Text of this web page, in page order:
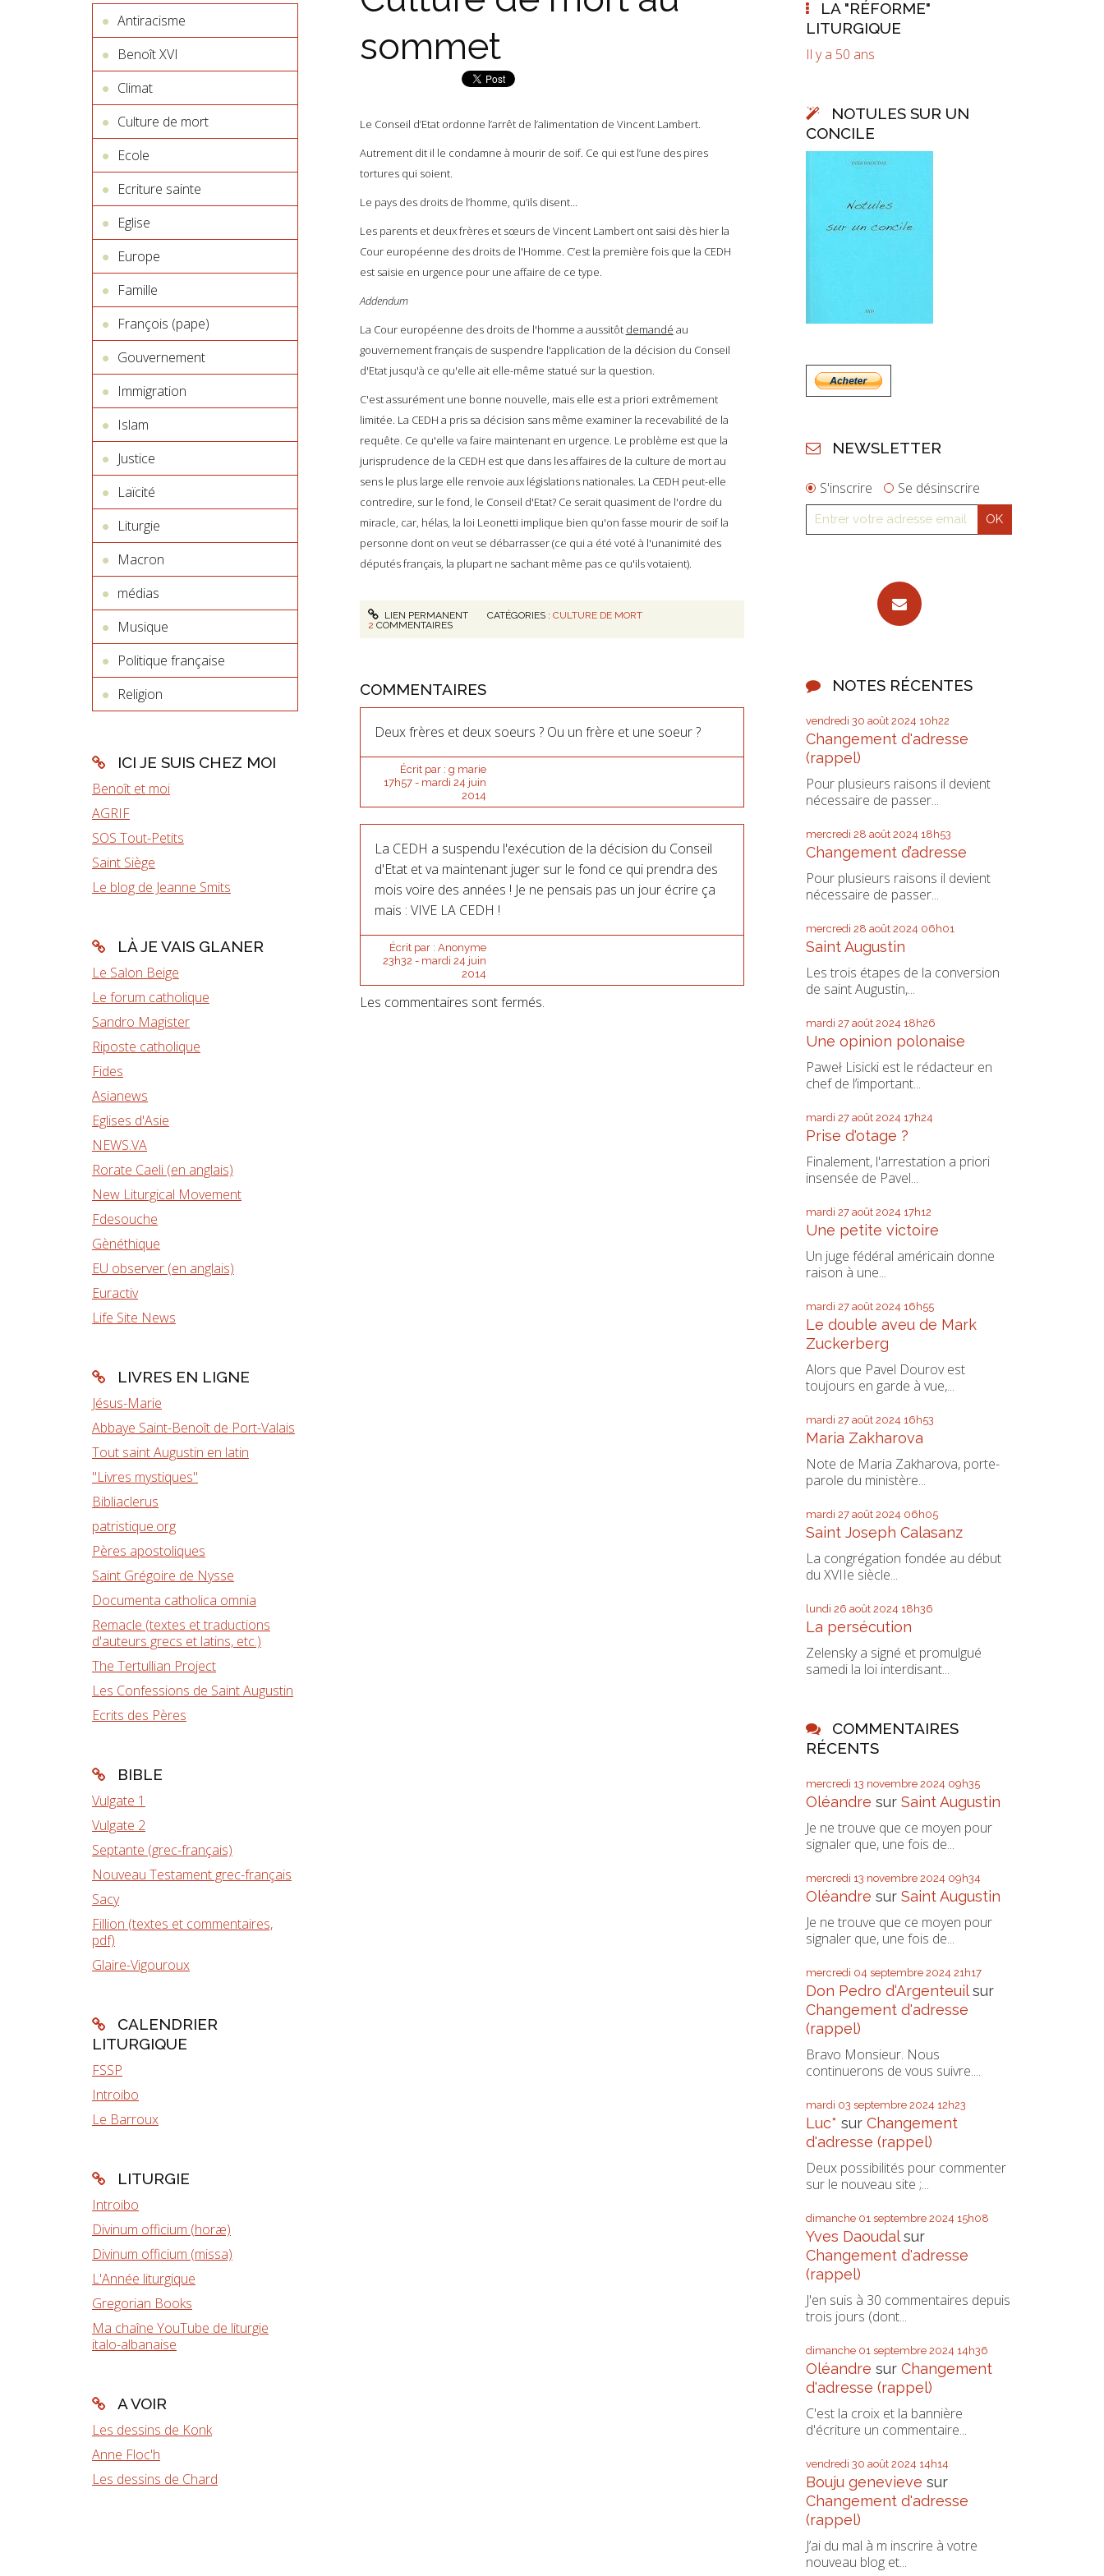
Antiracisme
Benoît XVI
Climat
Culture de mort
Ecole
Ecriture sainte
Eglise
Europe
Famille
François (pape)
Gouvernement
Immigration
Islam
Justice
Laïcité
Liturgie
Macron
médias
Musique
Politique française
Religion
ICI JE SUIS CHEZ MOI
Benoît et moi
AGRIF
SOS Tout-Petits
Saint Siège
Le blog de Jeanne Smits
LÀ JE VAIS GLANER
Le Salon Beige
Le forum catholique
Sandro Magister
Riposte catholique
Fides
Asianews
Eglises d'Asie
NEWS.VA
Rorate Caeli (en anglais)
New Liturgical Movement
Fdesouche
Gènéthique
EU observer (en anglais)
Euractiv
Life Site News
LIVRES EN LIGNE
Jésus-Marie
Abbaye Saint-Benoît de Port-Valais
Tout saint Augustin en latin
"Livres mystiques"
Bibliaclerus
patristique.org
Pères apostoliques
Saint Grégoire de Nysse
Documenta catholica omnia
Remacle (textes et traductions
d'auteurs grecs et latins, etc.)
The Tertullian Project
Les Confessions de Saint Augustin
Ecrits des Pères
BIBLE
Vulgate 1
Vulgate 2
Septante (grec-français)
Nouveau Testament grec-français
Sacy
Fillion (textes et commentaires,
pdf)
Glaire-Vigouroux
CALENDRIER
LITURGIQUE
FSSP
Introibo
Le Barroux
LITURGIE
Introibo
Divinum officium (horæ)
Divinum officium (missa)
L'Année liturgique
Gregorian Books
Ma chaîne YouTube de liturgie
italo-albanaise
A VOIR
Les dessins de Konk
Anne Floc'h
Les dessins de Chard
sommet
Le Conseil d’Etat ordonne l’arrêt de l’alimentation de Vincent Lambert.
Autrement dit il le condamne à mourir de soif. Ce qui est l’une des pires
tortures qui soient.
Le pays des droits de l’homme, qu’ils disent…
Les parents et deux frères et sœurs de Vincent Lambert ont saisi dès hier la
Cour européenne des droits de l'Homme. C’est la première fois que la CEDH
est saisie en urgence pour une affaire de ce type.
Addendum
La Cour européenne des droits de l'homme a aussitôt demandé au
gouvernement français de suspendre l'application de la décision du Conseil
d'Etat jusqu'à ce qu'elle ait elle-même statué sur la question.
C'est assurément une bonne nouvelle, mais elle est a priori extrêmement
limitée. La CEDH a pris sa décision sans même examiner la recevabilité de la
requête. Ce qu'elle va faire maintenant en urgence. Le problème est que la
jurisprudence de la CEDH est que dans les affaires de la culture de mort au
sens le plus large elle renvoie aux législations nationales. La CEDH peut-elle
contredire, sur le fond, le Conseil d'Etat? Ce serait quasiment de l'ordre du
miracle, car, hélas, la loi Leonetti implique bien qu'on fasse mourir de soif la
personne dont on veut se débarrasser (ce qui a été voté à l'unanimité des
députés français, la plupart ne sachant même pas ce qu'ils votaient).
LIEN PERMANENT CATÉGORIES :CULTURE DE MORT
2 COMMENTAIRES
COMMENTAIRES
Deux frères et deux soeurs ? Ou un frère et une soeur ?
Écrit par : g marie
17h57- mardi 24 juin
2014
La CEDH a suspendu l'exécution de la décision du Conseil
d'Etat et va maintenant juger sur le fond ce qui prendra des
mois voire des années ! Je ne pensais pas un jour écrire ça
mais : VIVE LA CEDH !
Écrit par : Anonyme
23h32 - mardi 24 juin
2014
Les commentaires sont fermés.
LA "RÉFORME"
LITURGIQUE
Il y a 50 ans
NOTULES SUR UN
CONCILE
NEWSLETTER
S'inscrire Se désinscrire
NOTES RÉCENTES
vendredi 30 août 2024 10h22
Changement d'adresse
(rappel)
Pour plusieurs raisons il devient
nécessaire de passer...
mercredi 28 août 2024 18h53
Changement d’adresse
Pour plusieurs raisons il devient
nécessaire de passer...
mercredi 28 août 2024 06h01
Saint Augustin
Les trois étapes de la conversion
de saint Augustin,...
mardi 27 août 2024 18h26
Une opinion polonaise
Paweł Lisicki est le rédacteur en
chef de l’important...
mardi 27 août 2024 17h24
Prise d'otage ?
Finalement, l'arrestation a priori
insensée de Pavel...
mardi 27 août 2024 17h12
Une petite victoire
Un juge fédéral américain donne
raison à une...
mardi 27 août 2024 16h55
Le double aveu de Mark
Zuckerberg
Alors que Pavel Dourov est
toujours en garde à vue,...
mardi 27 août 2024 16h53
Maria Zakharova
Note de Maria Zakharova, porte-
parole du ministère...
mardi 27 août 2024 06h05
Saint Joseph Calasanz
La congrégation fondée au début
du XVIIe siècle...
lundi 26 août 2024 18h36
La persécution
Zelensky a signé et promulgué
samedi la loi interdisant...
COMMENTAIRES
RÉCENTS
mercredi 13 novembre 2024 09h35
Oléandre sur Saint Augustin
Je ne trouve que ce moyen pour
signaler que, une fois de...
mercredi 13 novembre 2024 09h34
Oléandre sur Saint Augustin
Je ne trouve que ce moyen pour
signaler que, une fois de...
mercredi 04 septembre 2024 21h17
Don Pedro d‘Argenteuilsur
Changement d'adresse
(rappel)
Bravo Monsieur. Nous
continuerons de vous suivre....
mardi 03 septembre 2024 12h23
Luc* sur Changement
d'adresse (rappel)
Deux possibilités pour commenter
sur le nouveau site ;...
dimanche 01 septembre 2024 15h08
Yves Daoudalsur
Changement d'adresse
(rappel)
J'en suis à 30 commentaires depuis
trois jours (dont...
dimanche 01 septembre 2024 14h36
Oléandre sur Changement
d'adresse (rappel)
C'est la croix et la bannière
d'écriture un commentaire...
vendredi 30 août 2024 14h14
Bouju genevieve sur
Changement d'adresse
(rappel)
J’ai du mal à m inscrire à votre
nouveau blog et...